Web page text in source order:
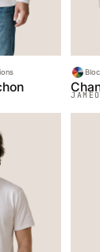
JAMEO